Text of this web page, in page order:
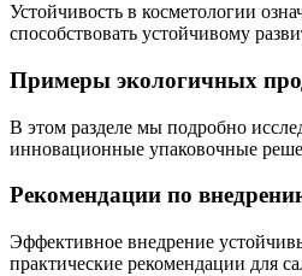
Устойчивость в косметологии
способствовать устойчивому
Примеры экологичных
В этом разделе мы подробно
инновационные упаковочные
Рекомендации по
Эффективное внедрение
практические рекомендации для